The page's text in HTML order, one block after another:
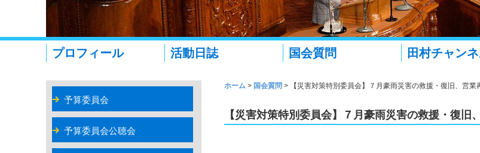
プロフィール 活動日誌 国会質問 田村チャン
ホーム> 国会質問 > 【災害対策特別委員会】７月豪雨災害の救援・復旧、営
【災害対策特別委員会】７月豪雨災害の救援・復旧
予算委員会
予算委員会公聴会